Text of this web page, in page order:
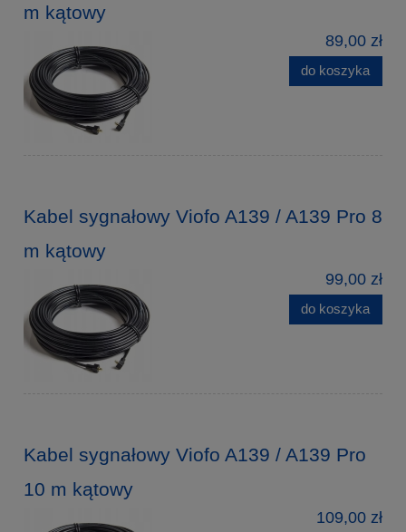
m kątowy
89,00 zł
do koszyka
Kabel sygnałowy Viofo A139 / A139 Pro 8
m kątowy
99,00 zł
do koszyka
Kabel sygnałowy Viofo A139 / A139 Pro
10 m kątowy
109,00 zł